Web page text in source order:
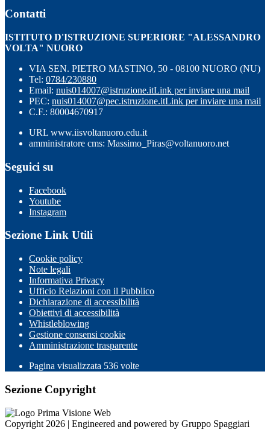
Contatti
ISTITUTO D'ISTRUZIONE SUPERIORE "ALESSANDRO
VOLTA" NUORO
VIA SEN. PIETRO MASTINO, 50 - 08100 NUORO (NU)
Tel: 0784/230880
Email: nuis014007@istruzione.itLink per inviare una mail
PEC: nuis014007@pec.istruzione.itLink per inviare una mail
C.F.: 80004670917
URL www.iisvoltanuoro.edu.it
amministratore cms: Massimo_Piras@voltanuoro.net
Seguici su
Facebook
Youtube
Instagram
Sezione Link Utili
Cookie policy
Note legali
Informativa Privacy
Ufficio Relazioni con il Pubblico
Dichiarazione di accessibilità
Obiettivi di accessibilità
Whistleblowing
Gestione consensi cookie
Amministrazione trasparente
Pagina visualizzata 536 volte
Sezione Copyright
Copyright 2026 | Engineered and powered by Gruppo Spaggiari